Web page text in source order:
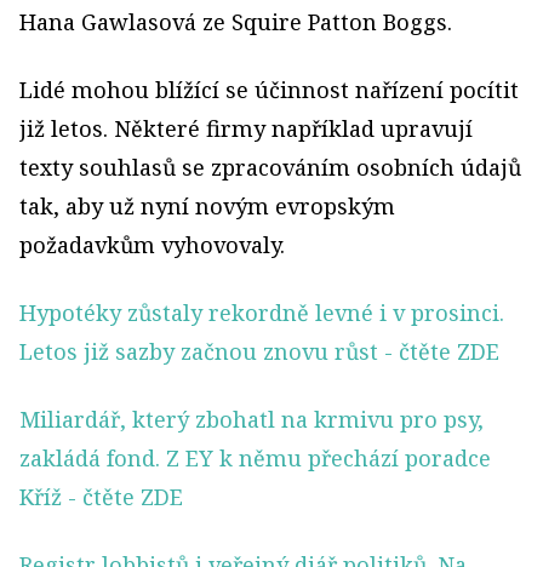
Hana Gawlasová ze Squire Patton Boggs.
Lidé mohou blížící se účinnost nařízení pocítit
již letos. Některé firmy například upravují
texty souhlasů se zpracováním osobních údajů
tak, aby už nyní novým evropským
požadavkům vyhovovaly.
Hypotéky zůstaly rekordně levné i v prosinci.
Letos již sazby začnou znovu růst - čtěte ZDE
Miliardář, který zbohatl na krmivu pro psy,
zakládá fond. Z EY k němu přechází poradce
Kříž - čtěte ZDE